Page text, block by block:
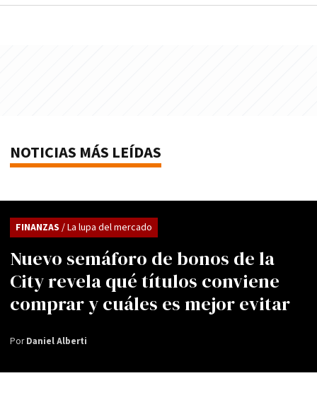
NOTICIAS MÁS LEÍDAS
Nuevo semáforo de bonos de la
City revela qué títulos conviene
comprar y cuáles es mejor evitar
FINANZAS / La lupa del mercado
PorDaniel Alberti